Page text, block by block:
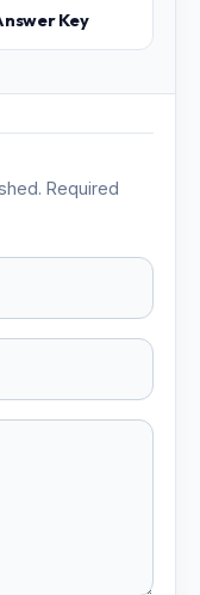
Key
Required